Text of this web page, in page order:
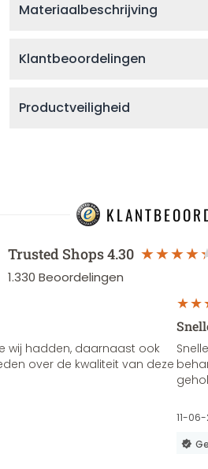
Materiaalbeschrijving
Klantbeoordelingen
Productveiligheid
Trusted Shops4.30
1.330 Beoordelingen
wij hadden, daarnaast ook
over de kwaliteit van deze
11-